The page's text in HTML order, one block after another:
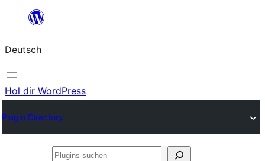
springen
Deutsch
Hol dir WordPress
Plugin Directory
Plugins